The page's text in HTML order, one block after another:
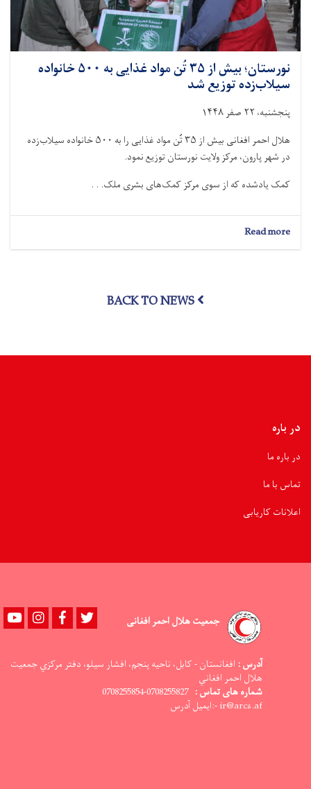
نورستان؛ بیش از ۳۵ تُن مواد غذایی به ۵۰۰ خانواده
سیلاب‌زده توزیع شد
پنجشنبه، ۲۲ صفر ۱۴۴۸
هلال احمر افغانی بیش از ۳۵ تُن مواد غذایی را به ۵۰۰ خانواده سیلاب‌زده
در شهر پارون، مرکز ولایت نورستان توزیع نمود.
کمک یادشده که از سوی مرکز کمک‌های بشرى ملک. . .
Read more
نورستان؛
۵۰۰
BACK TO NEWS
در باره
در باره ما
تماس با ما
اعلانات کاریابی
جمعیت هلال احمر افغانی YoutubeinstagramFacebook
آدرس : افغانستان - کابل، ناحيه پنجم، افشار سيلو، دفتر مرکزي جمعيت
هلال احمر افغاني
شماره های تماس : 0708255827-0708255854
ir@arcs.af -:ایمیل آدرس